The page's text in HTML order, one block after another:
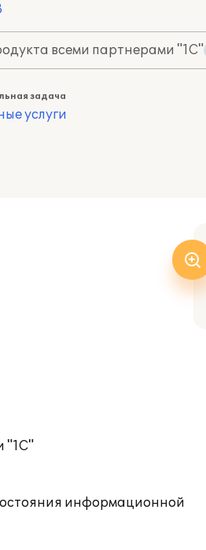
всеми партнерами "1С"
задача
услуги
"1С"
информационной